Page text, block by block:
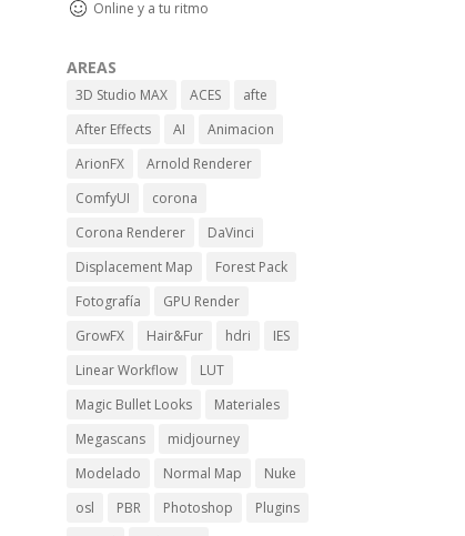
Online y a tu ritmo
AREAS
3D Studio MAX ACES
afte
After Effects
AI
Animacion
ArionFX
Arnold Renderer
ComfyUI
corona
Corona Renderer
DaVinci
Displacement Map
Forest Pack
Fotografía
GPU Render
GrowFX
Hair&Fur hdri
IES
Linear Workflow
LUT
Magic Bullet Looks
Materiales
Megascans
midjourney
Modelado
Normal Map
Nuke
osl
PBR Photoshop
Plugins